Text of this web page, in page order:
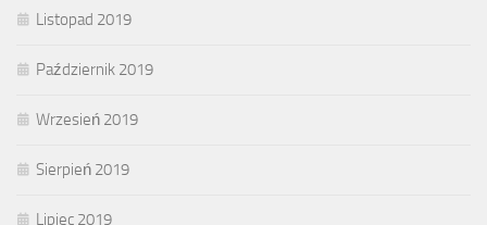
Listopad 2019
Październik 2019
Wrzesień 2019
Sierpień 2019
Lipiec 2019